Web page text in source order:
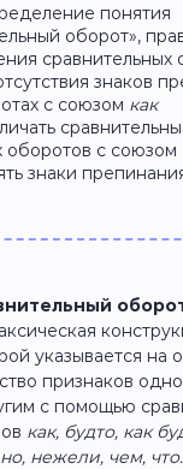
понятия
оборот»,
сравнительных
знаков
с союзом как
оборотов с союзом
знаки
указывается на
признаков
с помощью
как, будто, как
нежели, чем, что.